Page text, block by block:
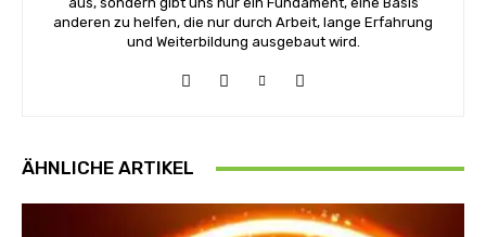
anderen zu helfen, die nur durch Arbeit, lange Erfahrung
und Weiterbildung ausgebaut wird.
ÄHNLICHE ARTIKEL